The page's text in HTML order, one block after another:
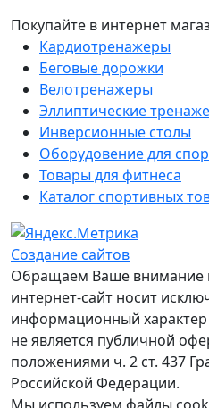
Покупайте в интернет
Кардиотренажеры
Беговые дорожки
Велотренажеры
Эллиптические
Инверсионные столы
Оборудовение для
Товары для фитнеса
Каталог спортивных
Создание сайтов
Обращаем Ваше внимание
интернет-сайт носит
информационный характер
не является публичной
положениями ч. 2 ст. 437
Российской Федерации.